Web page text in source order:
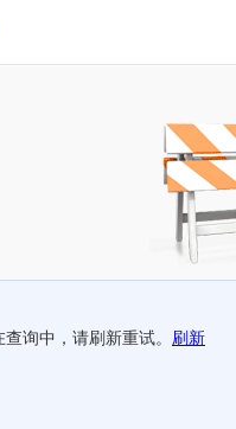
查询中，请刷新重试。 刷新